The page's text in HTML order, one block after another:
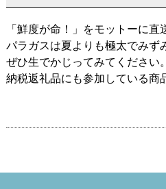
「鮮度が命！」をモットーに
パラガスは夏よりも極太でみず
ぜひ生でかじってみてください
納税返礼品にも参加している商